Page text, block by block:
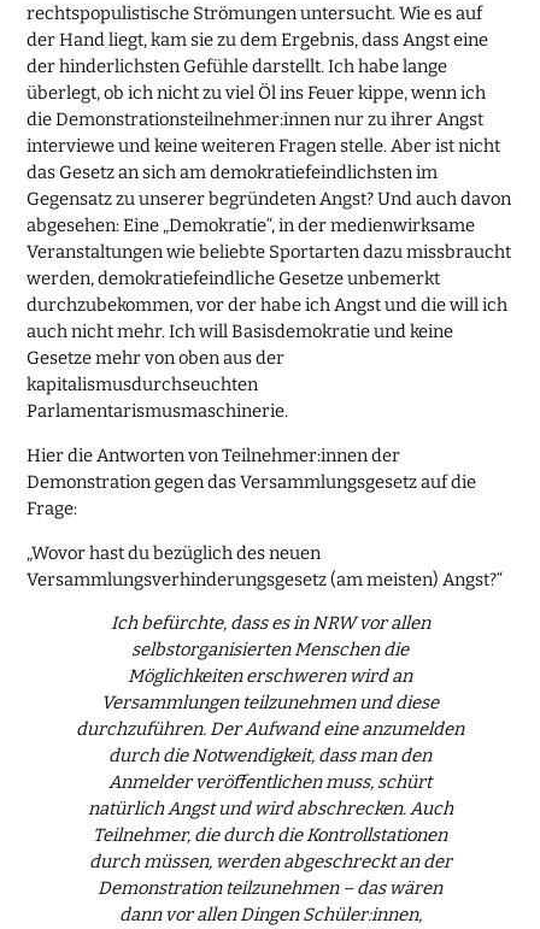
rechtspopulistische Strömungen untersucht. Wie es auf
der Hand liegt, kam sie zu dem Ergebnis, dass Angst eine
der hinderlichsten Gefühle darstellt. Ich habe lange
überlegt, ob ich nicht zu viel Öl ins Feuer kippe, wenn ich
die Demonstrationsteilnehmer:innen nur zu ihrer Angst
interviewe und keine weiteren Fragen stelle. Aber ist nicht
das Gesetz an sich am demokratiefeindlichsten im
Gegensatz zu unserer begründeten Angst? Und auch davon
abgesehen: Eine „Demokratie“, in der medienwirksame
Veranstaltungen wie beliebte Sportarten dazu missbraucht
werden, demokratiefeindliche Gesetze unbemerkt
durchzubekommen, vor der habe ich Angst und die will ich
auch nicht mehr. Ich will Basisdemokratie und keine
Gesetze mehr von oben aus der
kapitalismusdurchseuchten
Parlamentarismusmaschinerie.
Hier die Antworten von Teilnehmer:innen der
Demonstration gegen das Versammlungsgesetz auf die
Frage:
„Wovor hast du bezüglich des neuen
Versammlungsverhinderungsgesetz (am meisten) Angst?“
Ich befürchte, dass es in NRW vor allen
selbstorganisierten Menschen die
Möglichkeiten erschweren wird an
Versammlungen teilzunehmen und diese
durchzuführen. Der Aufwand eine anzumelden
durch die Notwendigkeit, dass man den
Anmelder veröffentlichen muss, schürt
natürlich Angst und wird abschrecken. Auch
Teilnehmer, die durch die Kontrollstationen
durch müssen, werden abgeschreckt an der
Demonstration teilzunehmen – das wären
dann vor allen Dingen Schüler:innen,